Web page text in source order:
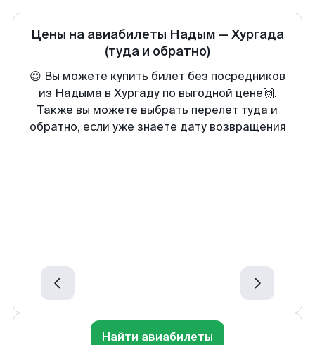
Цены на авиабилеты Надым — Хургада
(туда и обратно)
😍 Вы можете купить билет без посредников
из Надыма в Хургаду по выгодной цене🙌.
Также вы можете выбрать перелет туда и
обратно, если уже знаете дату возвращения
Найти авиабилеты